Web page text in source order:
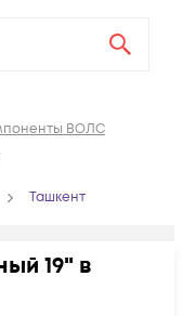
ВОЛС
Ташкент
19" в